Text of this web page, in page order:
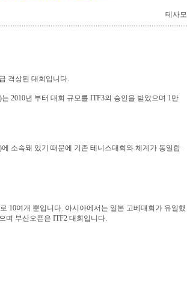
테사모
격상된 대회입니다.
2010년 부터 대회 규모를 ITF3의 승인을 받았으며 1만
소속돼 있기 때문에 기존 테니스대회와 체계가 동일합
10여개 뿐입니다. 아시아에서는 일본 고베대회가 유일했
며 부산오픈은 ITF2 대회입니다.